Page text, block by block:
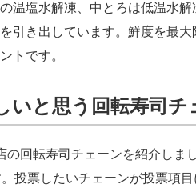
温塩水解凍、中とろは低温水
引き出しています。鮮度を最
トです。
いと思う回転寿司チ
回転寿司チェーンを紹介しま
投票したいチェーンが投票項